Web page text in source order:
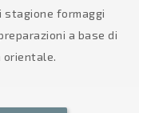
stagione formaggi
a base di
orientale.